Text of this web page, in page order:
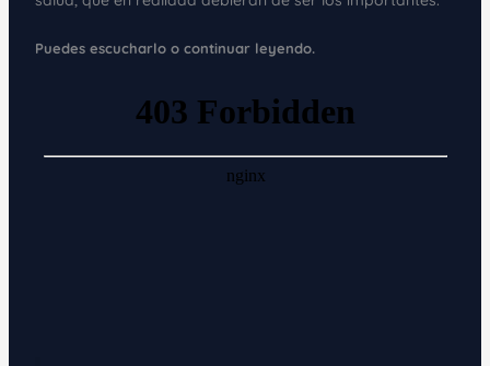
Puedes escucharlo o continuar leyendo.